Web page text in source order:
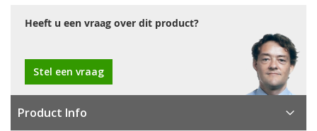
Heeft u een vraag over dit product?
Stel een vraag
Product Info